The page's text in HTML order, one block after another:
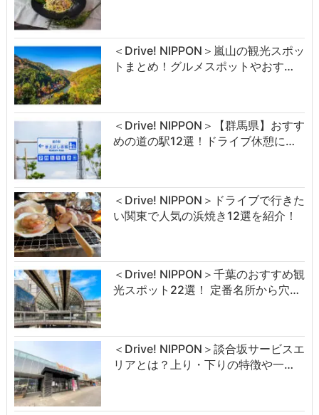
＜Drive! NIPPON＞嵐山の観光スポッ
トまとめ！グルメスポットやおす…
＜Drive! NIPPON＞【群馬県】おすす
めの道の駅12選！ドライブ休憩に…
＜Drive! NIPPON＞ドライブで行きた
い関東で人気の浜焼き12選を紹介！
＜Drive! NIPPON＞千葉のおすすめ観
光スポット22選！ 定番名所から穴…
＜Drive! NIPPON＞談合坂サービスエ
リアとは？上り・下りの特徴や一…